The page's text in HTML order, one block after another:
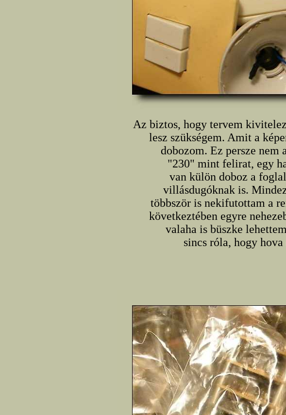
Az biztos, hogy tervem
lesz szükségem. Amit a
dobozom. Ez persze nem
"230" mint felirat, egy
van külön doboz a
villásdugóknak is.
többször is nekifutottam a
következtében egyre
valaha is büszke
sincs róla, hogy hova